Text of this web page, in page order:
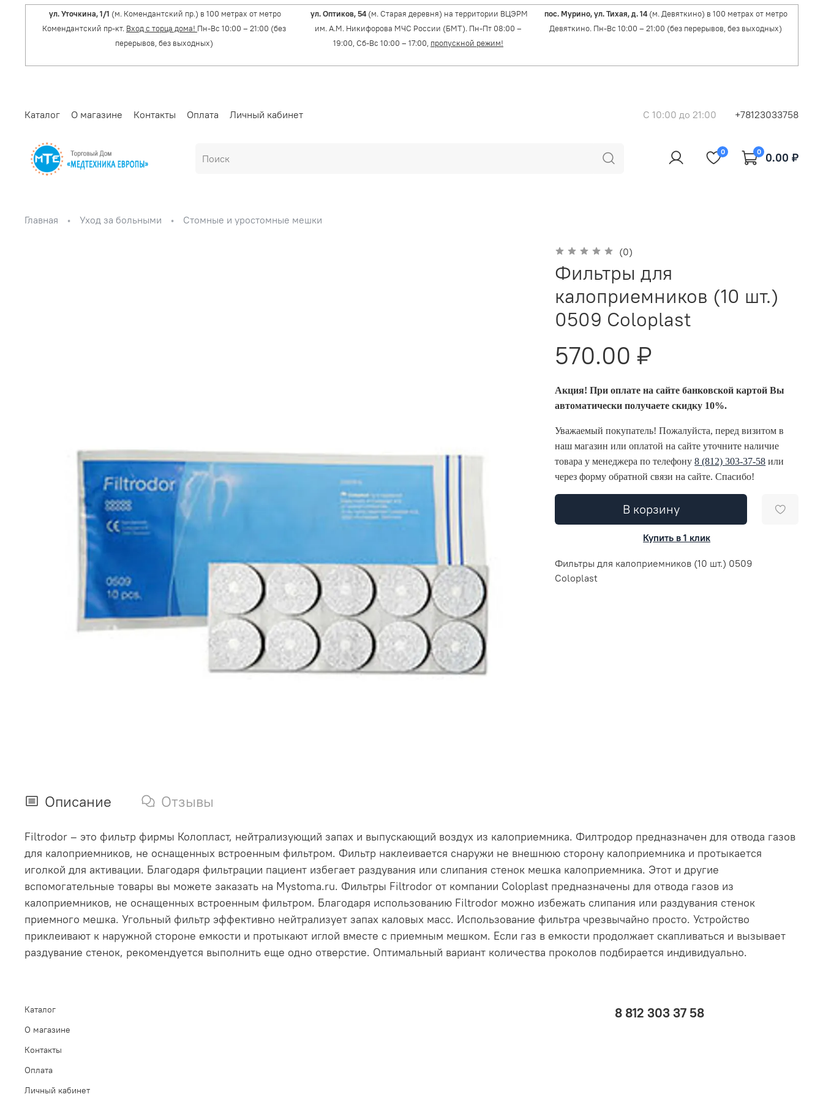
ул. Уточкина, 1/1 (м. Комендантский пр.) в 100 метрах от метро
Комендантский пр-кт. Вход с торца дома! Пн-Вс 10:00 – 21:00 (без
перерывов, без выходных)
ул. Оптиков, 54 (м. Старая деревня) на территории ВЦЭРМ
им. А.М. Никифорова МЧС России (БМТ). Пн-Пт 08:00 –
19:00, Сб-Вс 10:00 – 17:00, пропускной режим!
пос. Мурино, ул. Тихая, д. 14(м. Девяткино) в 100 метрах от метро
Девяткино. Пн-Вс 10:00 – 21:00 (без перерывов, без выходных)
Каталог О магазине Контакты Оплата Личный кабинет C 10:00 до 21:00 +78123033758
0 0 0.00 ₽
Главная Уход за больными Стомные и уростомные мешки
(0)
Фильтры для
калоприемников (10 шт.)
0509 Coloplast
570.00 ₽
Акция! При оплате на сайте банковской картой Вы
автоматически получаете скидку 10%.
Уважаемый покупатель! Пожалуйста, перед визитом в
наш магазин или оплатой на сайте уточните наличие
товара у менеджера по телефону8 (812) 303-37-58 или
через форму обратной связи на сайте. Спасибо!
В корзину
Купить в 1 клик
Фильтры для калоприемников (10 шт.) 0509
Coloplast
Описание Отзывы
Filtrodor – это фильтр фирмы Колопласт, нейтрализующий запах и выпускающий воздух из калоприемника. Филтродор предназначен для отвода газов
для калоприемников, не оснащенных встроенным фильтром. Фильтр наклеивается снаружи не внешнюю сторону калоприемника и протыкается
иголкой для активации. Благодаря фильтрации пациент избегает раздувания или слипания стенок мешка калоприемника. Этот и другие
вспомогательные товары вы можете заказать на Mystoma.ru. Фильтры Filtrodor от компании Coloplast предназначены для отвода газов из
калоприемников, не оснащенных встроенным фильтром. Благодаря использованию Filtrodor можно избежать слипания или раздувания стенок
приемного мешка. Угольный фильтр эффективно нейтрализует запах каловых масс. Использование фильтра чрезвычайно просто. Устройство
приклеивают к наружной стороне емкости и протыкают иглой вместе с приемным мешком. Если газ в емкости продолжает скапливаться и вызывает
раздувание стенок, рекомендуется выполнить еще одно отверстие. Оптимальный вариант количества проколов подбирается индивидуально.
Каталог
О магазине
Контакты
Оплата
Личный кабинет
8 812 303 37 58